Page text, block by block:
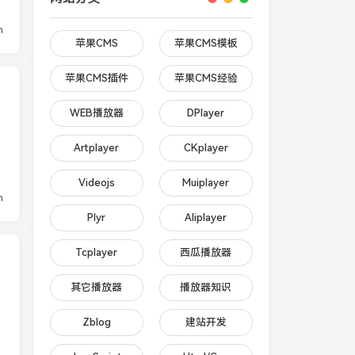
苹果CMS 苹果CMS模板
苹果CMS插件 苹果CMS经验
WEB播放器 DPlayer
Artplayer CKplayer
Videojs Muiplayer
Plyr Aliplayer
Tcplayer 西瓜播放器
其它播放器 播放器知识
Zblog 建站开发